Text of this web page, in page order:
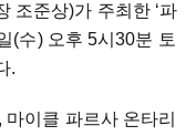
조준상)가 주최한 ‘파
(수) 오후 5시30분 토
.
마이클 파르사 온타리